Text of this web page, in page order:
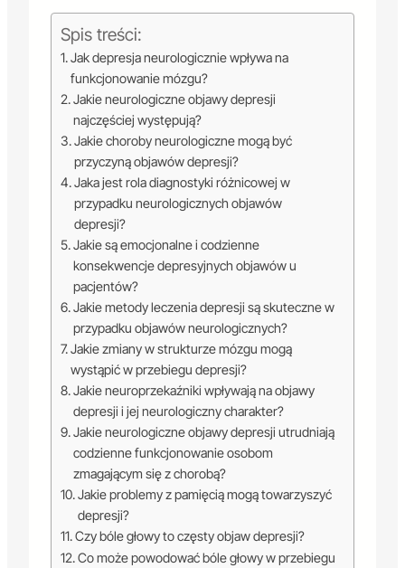
Spis treści:
Jak depresja neurologicznie wpływa na
funkcjonowanie mózgu?
Jakie neurologiczne objawy depresji
najczęściej występują?
Jakie choroby neurologiczne mogą być
przyczyną objawów depresji?
Jaka jest rola diagnostyki różnicowej w
przypadku neurologicznych objawów
depresji?
Jakie są emocjonalne i codzienne
konsekwencje depresyjnych objawów u
pacjentów?
Jakie metody leczenia depresji są skuteczne w
przypadku objawów neurologicznych?
Jakie zmiany w strukturze mózgu mogą
wystąpić w przebiegu depresji?
Jakie neuroprzekaźniki wpływają na objawy
depresji i jej neurologiczny charakter?
Jakie neurologiczne objawy depresji utrudniają
codzienne funkcjonowanie osobom
zmagającym się z chorobą?
Jakie problemy z pamięcią mogą towarzyszyć
depresji?
Czy bóle głowy to częsty objaw depresji?
Co może powodować bóle głowy w przebiegu